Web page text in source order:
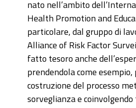
nato nell’ambito
Health Promotion and
particolare, dal gruppo di
Alliance of Risk Factor
fatto tesoro anche
prendendola come
costruzione del processo
sorveglianza e